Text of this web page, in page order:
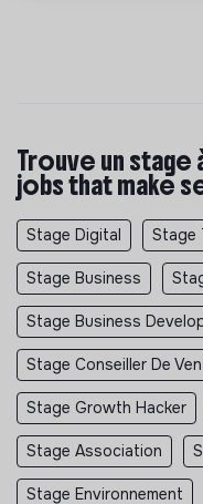
Trouve un
jobs that make
Stage Digital Stage
Stage Business
Stage Business
Stage Conseiller De
Stage Growth Hacker
Stage Association
Stage Environnement